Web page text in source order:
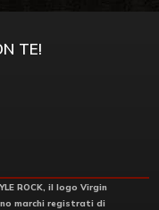
TE!
ROCK, il logo Virgin
marchi registrati di